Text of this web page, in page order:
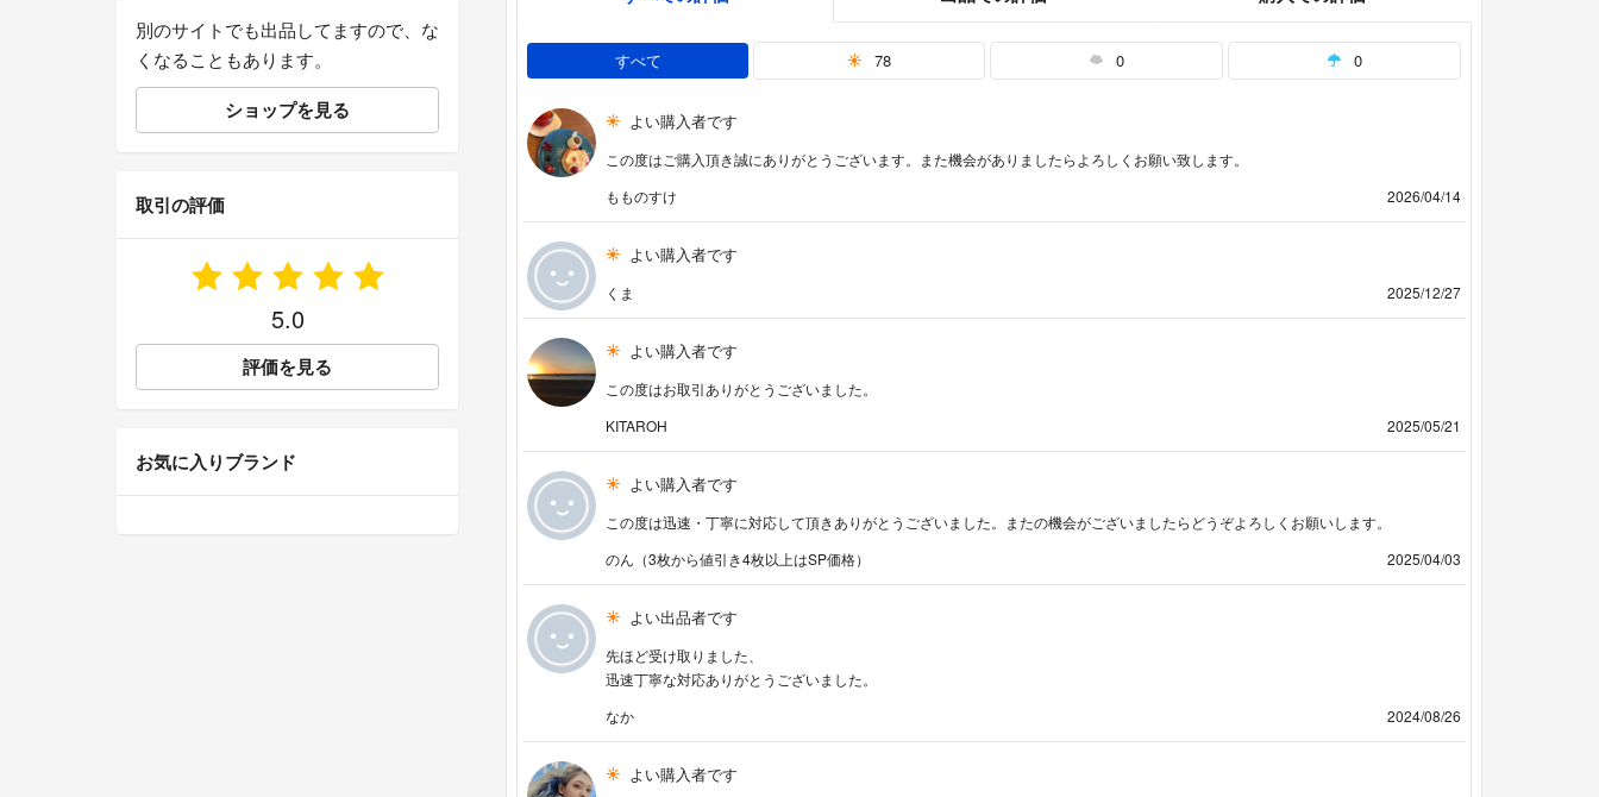
すべて 78 0 0
よい購入者です
この度はご購入頂き誠にありがとうございます。また機会がありましたらよろしくお願い致します。
もものすけ
2026/04/14
よい購入者です
くま 2025/12/27
よい購入者です
この度はお取引ありがとうございました。
KITAROH
2025/05/21
よい購入者です
この度は迅速・丁寧に対応して頂きありがとうございました。またの機会がございましたらどうぞよろしくお願いします。
のん（3枚から値引き4枚以上はSP価格）
2025/04/03
よい出品者です
先ほど受け取りました、
迅速丁寧な対応ありがとうございました。
なか
2024/08/26
よい購入者です
別のサイトでも出品してますので、な
くなることもあります。
ショップを見る
取引の評価
5.0
評価を見る
お気に入りブランド